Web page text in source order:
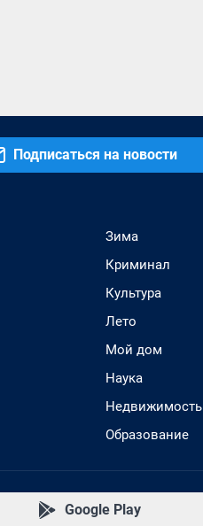
Подписаться на новости
Зима
Криминал
Культура
Лето
Мой дом
Наука
Недвижимость
Образование
Google Play